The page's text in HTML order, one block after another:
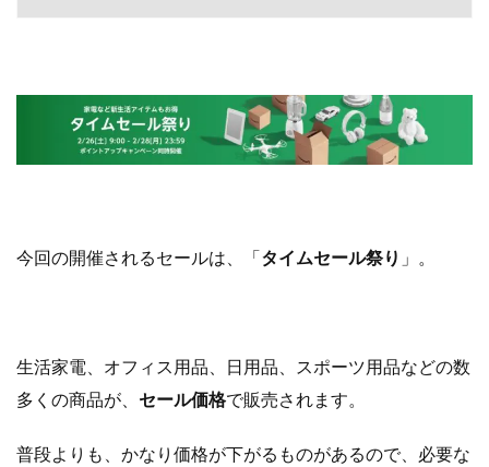
今回の開催されるセールは、「タイムセール祭り 」。
生活家電、オフィス用品、日用品、スポーツ用品などの数
多くの商品が、 セール価格で販売されます。
普段よりも、かなり価格が下がるものがあるので、必要な